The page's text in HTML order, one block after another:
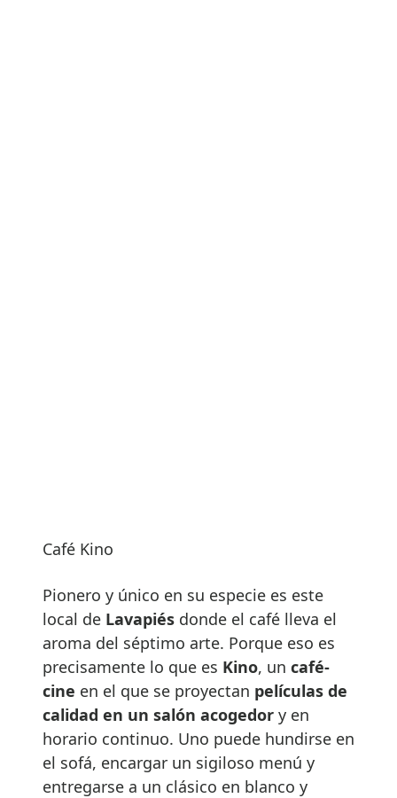
Café Kino
Pionero y único en su especie es este
local de Lavapiés donde el café lleva el
aroma del séptimo arte. Porque eso es
precisamente lo que es Kino, un café-
cine en el que se proyectan películas de
calidad en un salón acogedor y en
horario continuo. Uno puede hundirse en
el sofá, encargar un sigiloso menú y
entregarse a un clásico en blanco y